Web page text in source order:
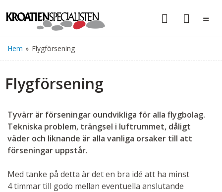
Hem » Flygförsening
Flygförsening
Tyvärr är förseningar oundvikliga för alla flygbolag.
Tekniska problem, trängsel i luftrummet, dåligt
väder och liknande är alla vanliga orsaker till att
förseningar uppstår.
Med tanke på detta är det en bra idé att ha minst
4 timmar till godo mellan eventuella anslutande